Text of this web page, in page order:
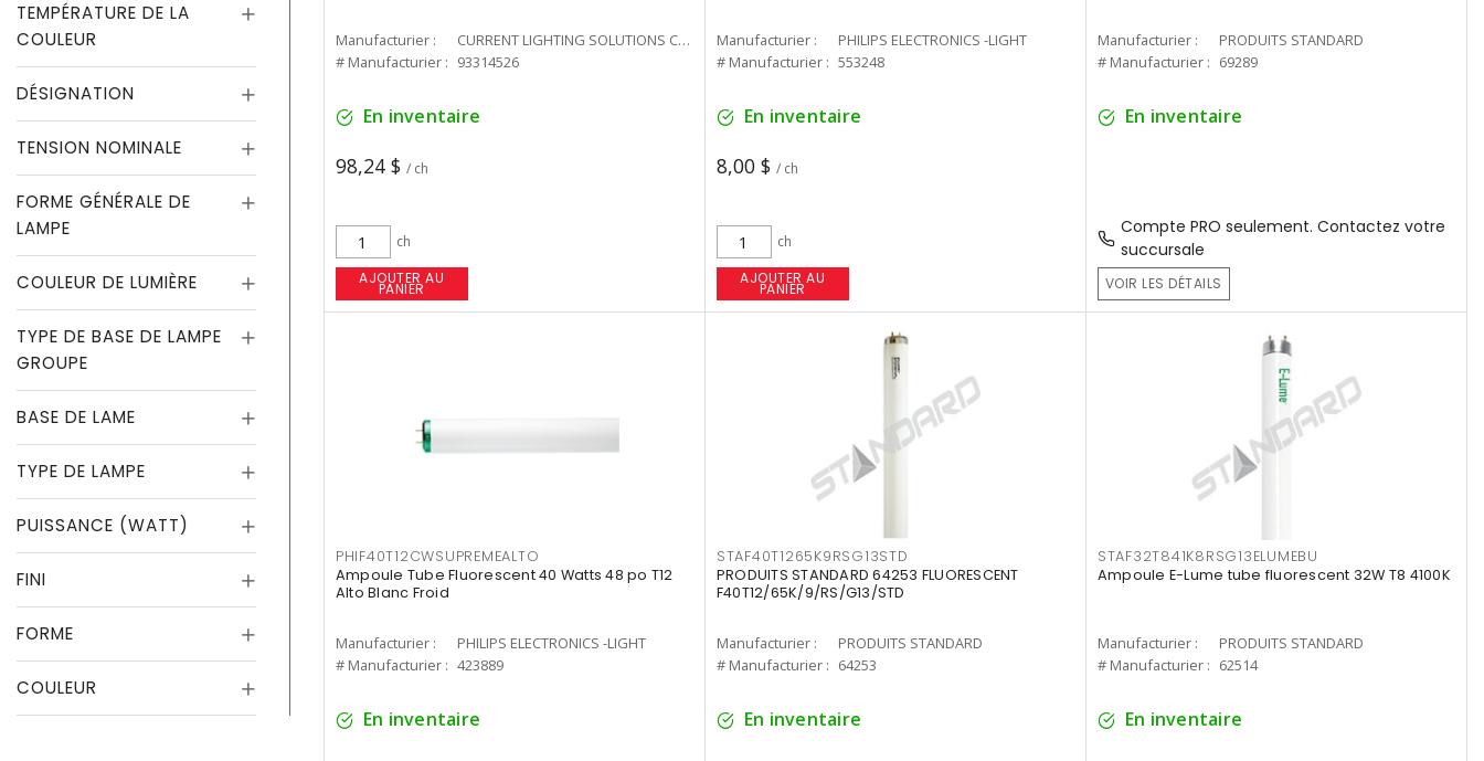
TEMPÉRATURE DE LA
COULEUR
DÉSIGNATION
TENSION NOMINALE
FORME GÉNÉRALE DE
LAMPE
COULEUR DE LUMIÈRE
TYPE DE BASE DE LAMPE
GROUPE
BASE DE LAME
TYPE DE LAMPE
PUISSANCE (WATT)
FINI
FORME
COULEUR
Manufacturier :
CURRENT LIGHTING SOLUTIONS CAN
# Manufacturier : 93314526
En inventaire
98,24 $ / ch
ch
AJOUTER AU
PANIER
Manufacturier :
PHILIPS ELECTRONICS -LIGHT
# Manufacturier : 553248
En inventaire
8,00 $ / ch
ch
AJOUTER AU
PANIER
Manufacturier :
PRODUITS STANDARD
# Manufacturier : 69289
En inventaire
Compte PRO seulement. Contactez votre
succursale
VOIR LES DÉTAILS
PHIF40T12CWSUPREMEALTO
Ampoule Tube Fluorescent 40 Watts 48 po T12
Alto Blanc Froid
Manufacturier :
PHILIPS ELECTRONICS -LIGHT
# Manufacturier : 423889
En inventaire
STAF40T1265K9RSG13STD
PRODUITS STANDARD 64253 FLUORESCENT
F40T12/65K/9/RS/G13/STD
Manufacturier :
PRODUITS STANDARD
# Manufacturier : 64253
En inventaire
STAF32T841K8RSG13ELUMEBU
Ampoule E-Lume tube fluorescent 32W T8 4100K
Manufacturier :
PRODUITS STANDARD
# Manufacturier : 62514
En inventaire